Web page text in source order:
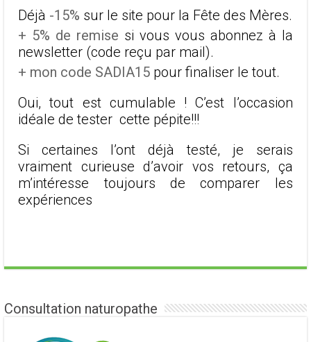
Déjà -15% sur le site pour la Fête des Mères.
+ 5% de remise si vous vous abonnez à la
newsletter (code reçu par mail).
+ mon code SADIA15 pour finaliser le tout.
Oui, tout est cumulable ! C’est l’occasion
idéale de tester cette pépite!!!
Si certaines l’ont déjà testé, je serais
vraiment curieuse d’avoir vos retours, ça
m’intéresse toujours de comparer les
expériences
Consultation naturopathe